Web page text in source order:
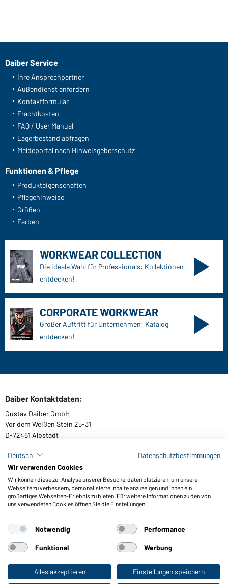
Zum Privatkunden-Shop
Daiber Service
Ihre Ansprechpartner
Außendienst anfordern
Kontaktformular
Frachtkosten
FAQ / User Manual
Lagerbestand abfragen
Meldeportal nach Hinweisgeberschutz
Funktionen & Pflege
Produkteigenschaften
Pflegehinweise
Größen
Farben
WORKWEAR COLLECTION
Die ideale Wahl für Professionals: Kollektionen
entdecken!
CORPORATE WORKWEAR
Großer Auftritt für Unternehmen: Katalog
entdecken!
Daiber Kontaktdaten:
Gustav Daiber GmbH
Vor dem Weißen Stein 25-31
D-72461 Albstadt
Kataloge herunterladen oder bestellen
Zu den Katalogen
AGB Impressum
Cookie-Einstellungen
Barrierefreiheit
© 2026 Daiber
Deutsch
Datenschutzbestimmungen
Wir verwenden Cookies
Wir können diese zur Analyse unserer Besucherdaten platzieren, um unsere
Webseite zu verbessern, personalisierte Inhalte anzuzeigen und Ihnen ein
großartiges Webseiten-Erlebnis zu bieten. Für weitere Informationen zu den von
uns verwendeten Cookies öffnen Sie die Einstellungen.
Notwendig Performance
Funktional Werbung
Alles akzeptieren Einstellungen speichern